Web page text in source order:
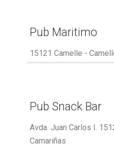
Pub Maritimo
15121 Camelle -
Pub Snack Bar
Avda. Juan Carlos I.
Camariñas